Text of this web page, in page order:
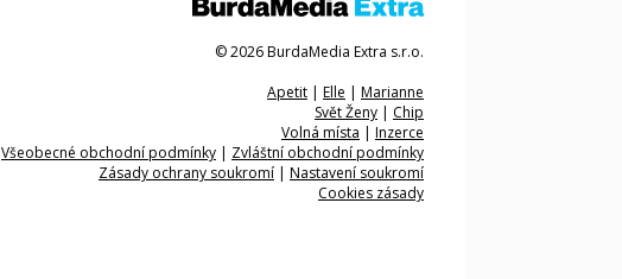
© 2026 BurdaMedia Extra s.r.o.
Apetit | Elle | Marianne
Svět Ženy | Chip
Volná místa | Inzerce
Všeobecné obchodní podmínky | Zvláštní obchodní podmínky
Zásady ochrany soukromí | Nastavení soukromí
Cookies zásady